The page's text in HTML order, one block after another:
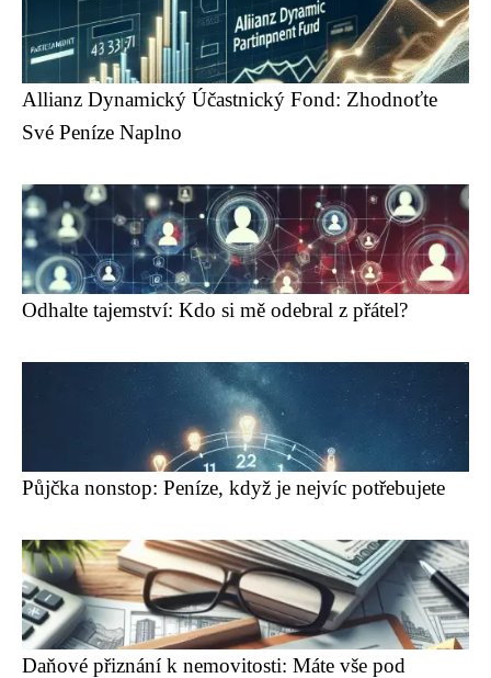
Allianz Dynamický Účastnický Fond: Zhodnoťte
Své Peníze Naplno
Odhalte tajemství: Kdo si mě odebral z přátel?
Půjčka nonstop: Peníze, když je nejvíc potřebujete
Daňové přiznání k nemovitosti: Máte vše pod